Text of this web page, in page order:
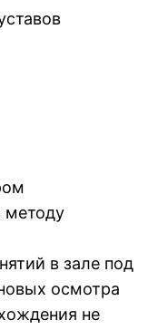
методу
в зале под
осмотра
не